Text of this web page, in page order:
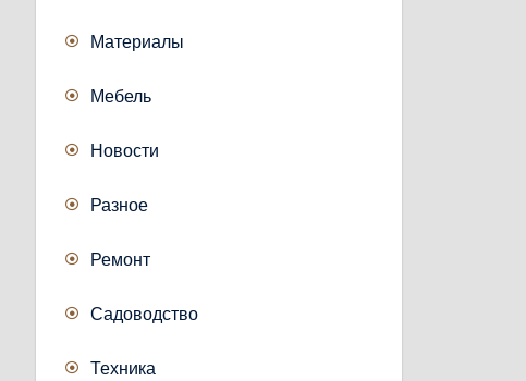
Материалы
Мебель
Новости
Разное
Ремонт
Садоводство
Техника